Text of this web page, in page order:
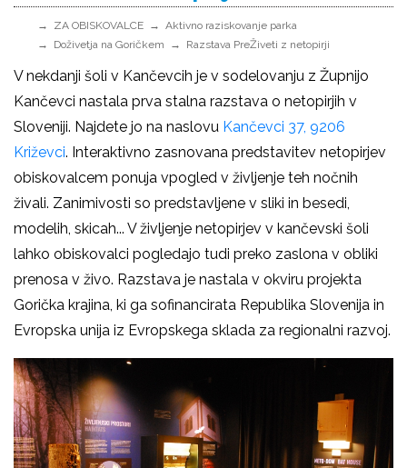
ZA OBISKOVALCE
Aktivno raziskovanje parka
Doživetja na Goričkem
Razstava PreŽiveti z netopirji
V nekdanji šoli v Kančevcih je v sodelovanju z Župnijo
Kančevci nastala prva stalna razstava o netopirjih v
Sloveniji. Najdete jo na naslovu Kančevci 37, 9206
Križevci. Interaktivno zasnovana predstavitev netopirjev
obiskovalcem ponuja vpogled v življenje teh nočnih
živali. Zanimivosti so predstavljene v sliki in besedi,
modelih, skicah... V življenje netopirjev v kančevski šoli
lahko obiskovalci pogledajo tudi preko zaslona v obliki
prenosa v živo. Razstava je nastala v okviru projekta
Gorička krajina, ki ga sofinancirata Republika Slovenija in
Evropska unija iz Evropskega sklada za regionalni razvoj.